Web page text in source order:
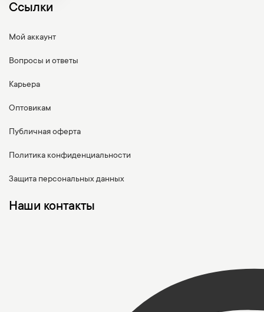
Ссылки
Мой аккаунт
Вопросы и ответы
Карьера
Оптовикам
Публичная оферта
Политика конфиденциальности
Защита персональных данных
Наши контакты